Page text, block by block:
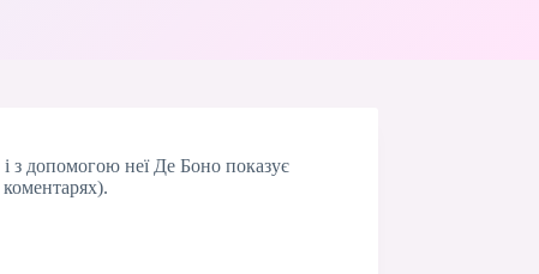
з допомогою неї Де Боно показує